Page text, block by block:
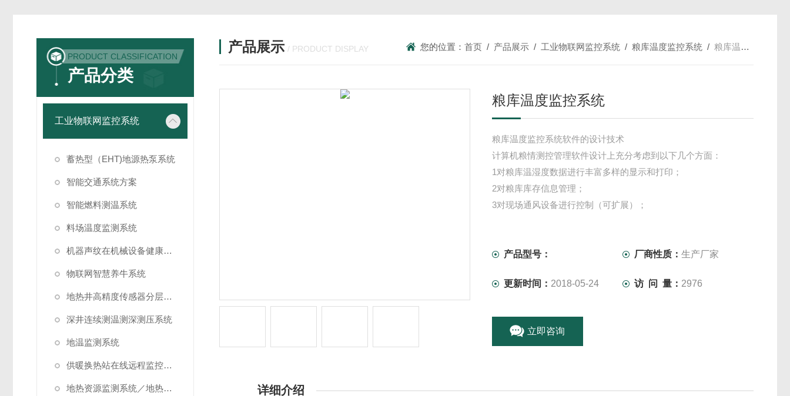
PRODUCT CLASSIFICATION
产品分类
工业物联网监控系统
蓄热型（EHT)地源热泵系统
智能交通系统方案
智能燃料测温系统
料场温度监测系统
机器声纹在机械设备健康状态监测中的应用
物联网智慧养牛系统
地热井高精度传感器分层测温方案
深井连续测温测深测压系统
地温监测系统
供暖换热站在线远程监控系统方案
地热资源监测系统／地热管理系统
产品展示 / PRODUCT DISPLAY 您的位置：首页 / 产品展示 / 工业物联网监控系统 /粮库温度监控系统 / 粮库温度监控系统
粮库温度监控系统
粮库温度监控系统​软件的设计技术
计算机粮情测控管理软件设计上充分考虑到以下几个方面：
1对粮库温湿度数据进行丰富多样的显示和打印；
2对粮库库存信息管理；
3对现场通风设备进行控制（可扩展）；
产品型号： 厂商性质：生产厂家
更新时间： 2018-05-24 访 问 量： 2976
立即咨询
详细介绍